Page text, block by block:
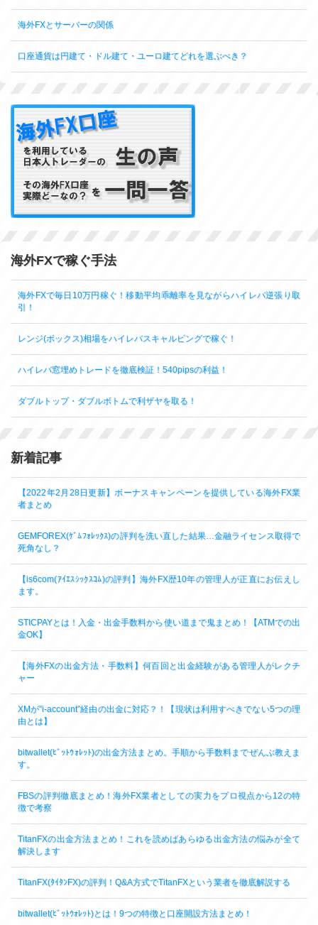
海外FXとサーバーの関係
口座通貨は円建て・ドル建て・ユーロ建てどれを選ぶべき？
海外FXで稼ぐ手法
海外FXで毎日10万円稼ぐ！移動平均乖離率を見ながらハイレバ逆張り取
引！
レンジ(ボックス)相場をハイレバスキャルピングで稼ぐ！
ハイレバ窓埋めトレードを徹底検証！540pipsの利益！
ダブルトップ・ダブルボトムで利ザヤを取る！
新着記事
【2022年2月28日更新】ボーナスキャンペーンを提供している海外FX業
者まとめ
GEMFOREX(ｹﾞﾑﾌｫﾚｯｸｽ)の評判を洗い直した結果…金融ライセンス取得で
死角なし？
【is6com(ｱｲｴｽｼｯｸｽｺﾑ)の評判】海外FX歴10年の管理人が正直にお伝えし
ます。
STICPAYとは！入金・出金手数料から使い道まで鬼まとめ！【ATMでの出
金OK】
【海外FXの出金方法・手数料】何百回と出金経験がある管理人がレクチ
ャー
XMが”i-account”経由の出金に対応？！【現状は利用すべきでない5つの理
由とは】
bitwallet(ﾋﾞｯﾄｳｫﾚｯﾄ)の出金方法まとめ。手順から手数料までぜんぶ教えま
す。
FBSの評判徹底まとめ！海外FX業者としての実力をプロ視点から12の特
徴で考察
TitanFXの出金方法まとめ！これを読めばあらゆる出金方法の悩みが全て
解決します
TitanFX(ﾀｲﾀﾝFX)の評判！Q&A方式でTitanFXという業者を徹底解説する
bitwallet(ﾋﾞｯﾄｳｫﾚｯﾄ)とは！9つの特徴と口座開設方法まとめ！